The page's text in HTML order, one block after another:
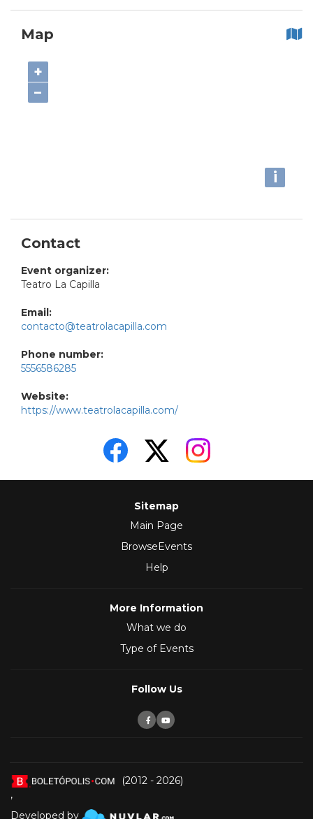
Map
+
−
i
Contact
Event organizer:
Teatro La Capilla
Email:
contacto@teatrolacapilla.com
Phone number:
5556586285
Website:
https://www.teatrolacapilla.com/
Sitemap
Main Page
BrowseEvents
Help
More Information
What we do
Type of Events
Follow Us
(2012 - 2026)
,
Developed by